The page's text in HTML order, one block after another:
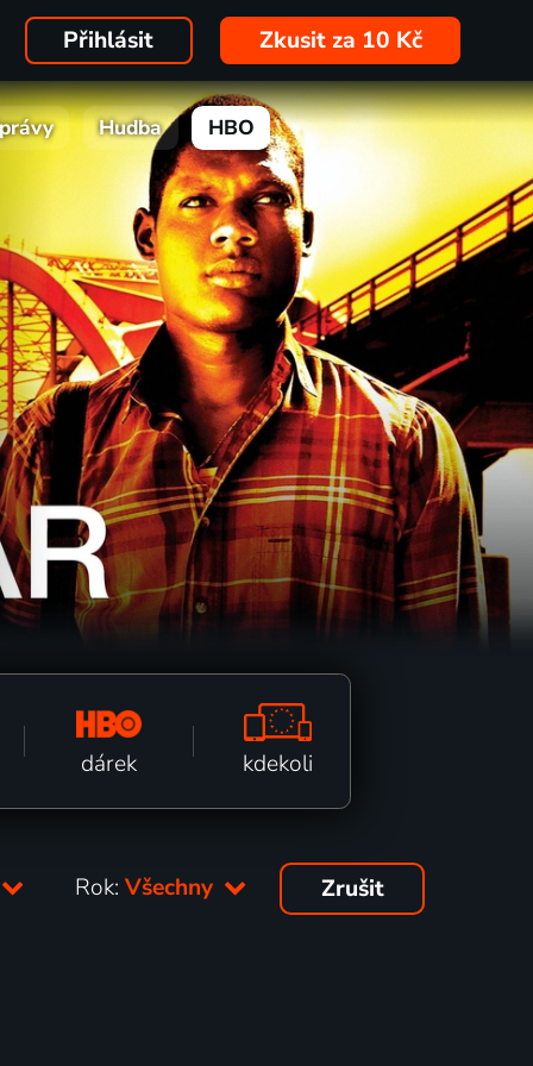
Přihlásit Zkusit za 10 Kč
Hudba HBO
dárek kdekoli
Rok:Všechny Zrušit